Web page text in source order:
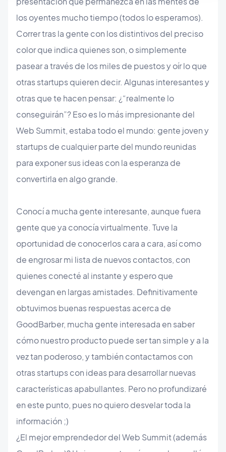
los oyentes mucho tiempo (todos lo esperamos).
Correr tras la gente con los distintivos del preciso
color que indica quienes son, o simplemente
pasear a través de los miles de puestos y oír lo que
otras startups quieren decir. Algunas interesantes y
otras que te hacen pensar: ¿“realmente lo
conseguirán”? Eso es lo más impresionante del
Web Summit, estaba todo el mundo: gente joven y
startups de cualquier parte del mundo reunidas
para exponer sus ideas con la esperanza de
convertirla en algo grande.
Conocí a mucha gente interesante, aunque fuera
gente que ya conocía virtualmente. Tuve la
oportunidad de conocerlos cara a cara, así como
de engrosar mi lista de nuevos contactos, con
quienes conecté al instante y espero que
devengan en largas amistades. Definitivamente
obtuvimos buenas respuestas acerca de
GoodBarber, mucha gente interesada en saber
cómo nuestro producto puede ser tan simple y a la
vez tan poderoso, y también contactamos con
otras startups con ideas para desarrollar nuevas
características apabullantes. Pero no profundizaré
en este punto, pues no quiero desvelar toda la
información ;)
¿El mejor emprendedor del Web Summit (además